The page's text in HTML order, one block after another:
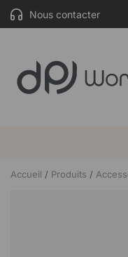
Nous contacter
Accueil Produits